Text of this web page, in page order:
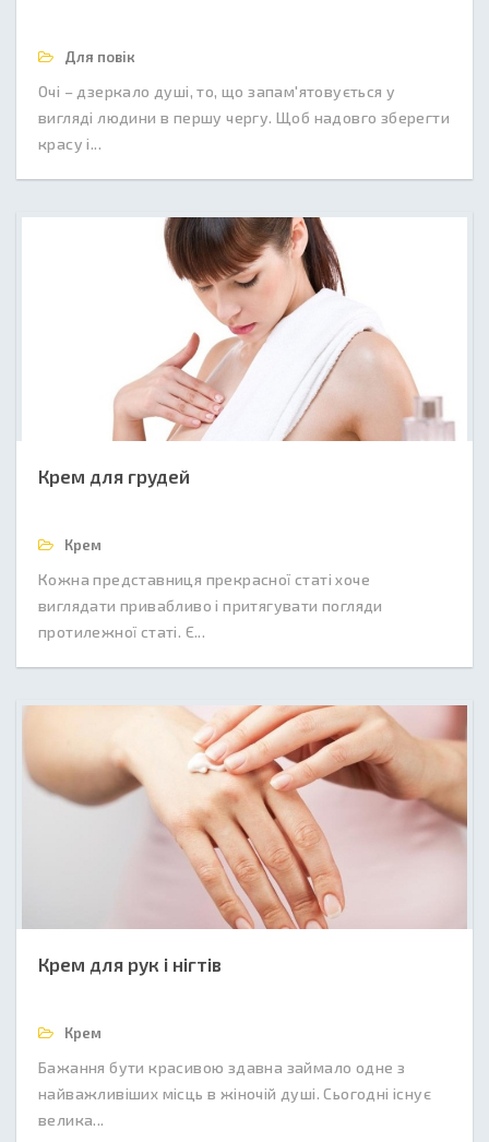
Для повік
Очі – дзеркало душі, то, що запам'ятовується у
вигляді людини в першу чергу. Щоб надовго зберегти
красу і...
Крем для грудей
Крем
Кожна представниця прекрасної статі хоче
виглядати привабливо і притягувати погляди
протилежної статі. Є...
Крем для рук і нігтів
Крем
Бажання бути красивою здавна займало одне з
найважливіших місць в жіночій душі. Сьогодні існує
велика...